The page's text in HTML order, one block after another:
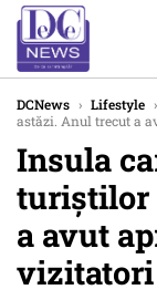
DCNews › Lifestyle ›
astăzi. Anul trecut a
Insula
turiștilor
a avut
vizitatori